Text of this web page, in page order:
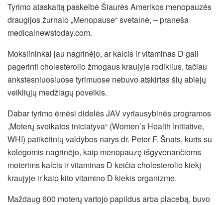
Tyrimo ataskaitą paskelbė Šiaurės Amerikos menopauzės
draugijos žurnalo „Menopause“ svetainė, – praneša
medicalnewstoday.com.
Mokslininkai jau nagrinėjo, ar kalcis ir vitaminas D gali
pagerinti cholesterolio žmogaus kraujyje rodiklius, tačiau
ankstesniuosiuose tyrimuose nebuvo atskirtas šių abiejų
veikliųjų medžiagų poveikis.
Dabar tyrimo ėmėsi didelės JAV vyriausybinės programos
„Moterų sveikatos iniciatyva“ (Women’s Health Initiative,
WHI) patikėtinių valdybos narys dr. Peter F. Šnats, kuris su
kolegomis nagrinėjo, kaip menopauzę išgyvenančioms
moterims kalcis ir vitaminas D keičia cholesterolio kiekį
kraujyje ir kaip kito vitamino D kiekis organizme.
Maždaug 600 moterų vartojo papildus arba placebą, buvo